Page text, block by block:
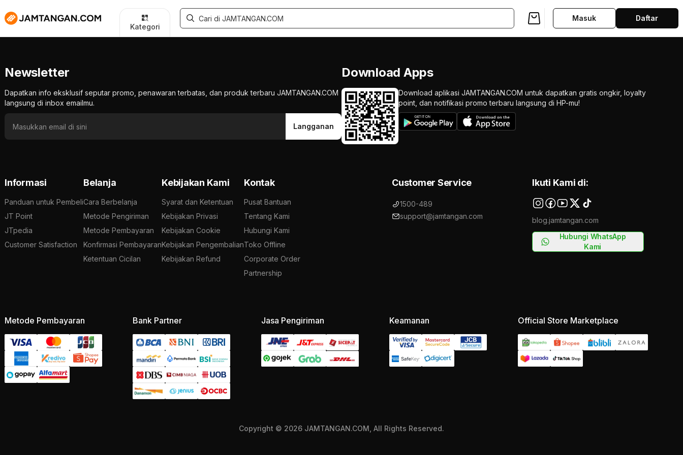
Newsletter
Dapatkan info eksklusif seputar promo, penawaran terbatas, dan produk terbaru JAMTANGAN.COM
langsung di inbox emailmu.
Langganan
Download Apps
Download aplikasi JAMTANGAN.COM untuk dapatkan gratis ongkir, loyalty
point, dan notifikasi promo terbaru langsung di HP-mu!
Informasi
Panduan untuk Pembeli
JT Point
JTpedia
Customer Satisfaction
Belanja
Cara Berbelanja
Metode Pengiriman
Metode Pembayaran
Konfirmasi Pembayaran
Ketentuan Cicilan
Kebijakan Kami
Syarat dan Ketentuan
Kebijakan Privasi
Kebijakan Cookie
Kebijakan Pengembalian
Kebijakan Refund
Kontak
Pusat Bantuan
Tentang Kami
Hubungi Kami
Toko Offline
Corporate Order
Partnership
Customer Service
1500-489
support@jamtangan.com
Ikuti Kami di:
blog.jamtangan.com
Hubungi WhatsApp
Kami
Metode Pembayaran Bank Partner Jasa Pengiriman Keamanan Official Store Marketplace
Copyright © 2026 JAMTANGAN.COM, All Rights Reserved.
Kategori
Masuk Daftar